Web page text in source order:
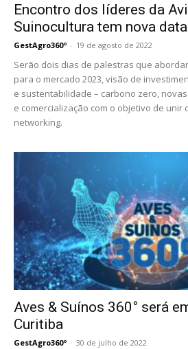
Encontro dos líderes da
Suinocultura tem nova data
GestAgro360º - 19 de agosto de 2022
Serão dois dias de palestras que
para o mercado 2023, visão de
e sustentabilidade – carbono zero,
e comercialização com o objetivo de unir
networking.
Aves & Suínos 360° será
Curitiba
GestAgro360º - 30 de julho de 2022